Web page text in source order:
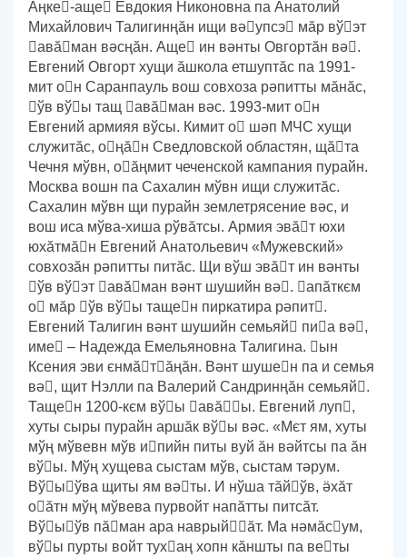
Ӑңке-аще Евдокия Никоновна па Анатолий
Михайлович Талигинңӑн ищи вәупсэ мӑр вўэт
авӑман вәсңӑн. Аще ин вәнты Овгортӑн вә.
Евгений Овгорт хущи ӑшкола етшуптӑс па 1991-
мит он Саранпауль вош совхоза рәпитты мӑнӑс,
ўв вўы тащ авӑман вәс. 1993-мит он
Евгений армияя вўсы. Кимит о шәп МЧС хущи
служитӑс, оңӑн Сведловской областян, щӑта
Чечня мўвн, оӑңмит чеченской кампания пурайн.
Москва вошн па Сахалин мўвн ищи служитӑс.
Сахалин мўвн щи пурайн землетрясение вәс, и
вош иса мўва-хиша рўвӑтсы. Армия эвӑт юхи
юхӑтмӑн Евгений Анатольевич «Мужевский»
совхозӑн рәпитты питӑс. Щи вўш эвӑт ин вәнты
ўв вўэт авӑман вәнт шушийн вә. апӑткєм
о мӑр ўв вўы тащен пиркатира рәпит.
Евгений Талигин вәнт шушийн семьяй пиа вә,
име – Надежда Емельяновна Талигина. ын
Ксения эви єнмӑтӑңӑн. Вәнт шушен па и семья
вә, щит Нэлли па Валерий Сандринңӑн семьяй.
Тащен 1200-кєм вўы авӑы. Евгений луп,
хуты сыры пурайн аршӑк вўы вәс. «Мєт ям, хуты
мўң мўвевн мўв ипийн питы вуй ӑн вәйтсы па ӑн
вўы. Мўң хущева сыстам мўв, сыстам тәрум.
Вўыўва щиты ям вәты. И нўша тӑйўв, ӛхӑт
оӑтн мўң мўвева пурвойт напӑтты питсӑт.
Вўыўв пӑман ара наврыйӑт. Ма нәмӑсум,
вўы пурты войт тухаң хопн кӑншты па веты